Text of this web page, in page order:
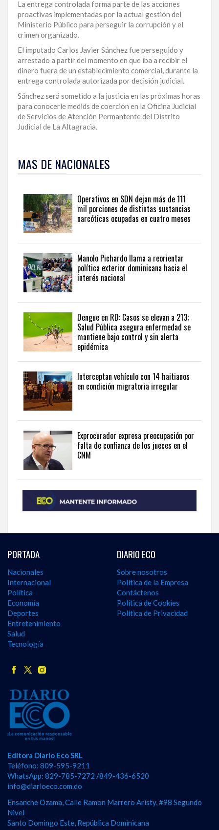
La entrega controlada forma parte de las acciones
proactivas implementadas por la actual gestión del
Ministerio Público para perseguir la corrupción y el
crimen organizado.
El imputado Carlos Javier Sánchez fue perseguido y
arrestado a partir del momento en que iba a recibir el
dinero fuera de un establecimiento comercial, durante la
entrega controlada autorizada por decisión judicial.
Sánchez será sometido a la justicia en las próximas horas
para conocerle medids de coerción en la Oficina Judicial
de Servicios de Atención Permantente del Distrito
Judicial de La Altagracia.
esta
información
seguir
actualidad
del
país
desde
una
perspectiva
internacional,
visite
the
latest
news
the
Dominican
English.
MAS DE NACIONALES
Operativos en SDN dejan más de 111
mil porciones de distintas sustancias
narcóticas ocupadas en cuatro meses
Manolo Pichardo llama a reorientar
política exterior dominicana hacia el
interés nacional
Dengue en RD: Casos se elevan a 213;
Salud Pública asegura enfermedad se
mantiene bajo control y sin alerta
epidémica
Interceptan vehículo con 14 haitianos
en condición migratoria irregular
Exprocurador expresa preocupación por
falta de confianza de los jueces en el
CNM
PORTADA
Nacionales
Internacional
Política
Economía
Deportes
Entretenimiento
Salud
Tecnología
DIARIO ECO
Sobre nosotros
Política de la Empresa
Contáctenos
Política de Cookies
Política de Privacidad
Editora Diario Eco SRL
Teléfono: 809-595-9211
WhatsApp: 829-785-7272 /849-436-6520
info@diarioeco.com.do
Ensanche Ozama, Calle Ramon Marrero Aristy, #98 Segundo
Nivel
Santo Domingo Este, República Dominicana